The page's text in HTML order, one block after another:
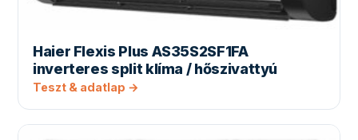
Haier Flexis Plus AS35S2SF1FA
inverteres split klíma / hőszivattyú
Teszt & adatlap →